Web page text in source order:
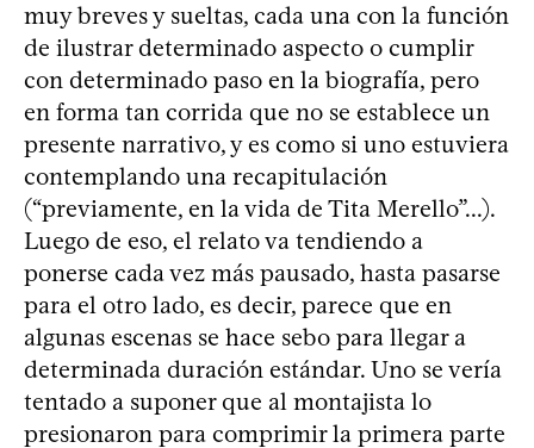
muy breves y sueltas, cada una con la función
de ilustrar determinado aspecto o cumplir
con determinado paso en la biografía, pero
en forma tan corrida que no se establece un
presente narrativo, y es como si uno estuviera
contemplando una recapitulación
(“previamente, en la vida de Tita Merello”...).
Luego de eso, el relato va tendiendo a
ponerse cada vez más pausado, hasta pasarse
para el otro lado, es decir, parece que en
algunas escenas se hace sebo para llegar a
determinada duración estándar. Uno se vería
tentado a suponer que al montajista lo
presionaron para comprimir la primera parte